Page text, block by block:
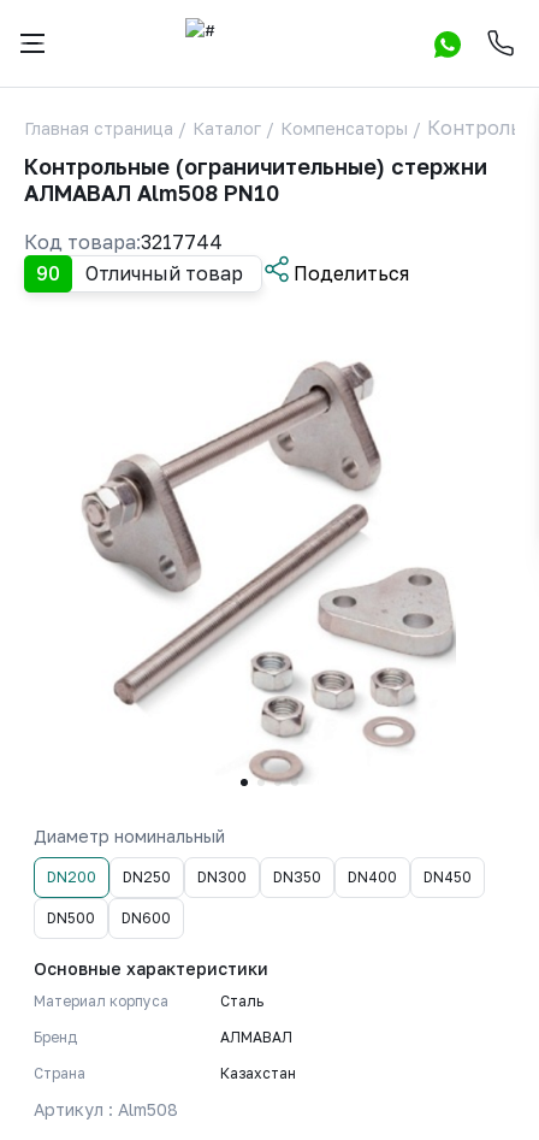
Главная страница / Каталог / Компенсаторы /
Контрольные (ограничительные) стержни
АЛМАВАЛ Alm508 PN10
90 Отличный товар Поделиться
Код товара:3217744
Диаметр номинальный
DN200 DN250 DN300 DN350 DN400 DN450
DN500 DN600
Основные характеристики
Материал корпуса
Сталь
Бренд
АЛМАВАЛ
Страна
Казахстан
Артикул : Alm508